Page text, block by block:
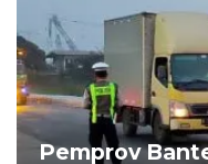
Pemprov